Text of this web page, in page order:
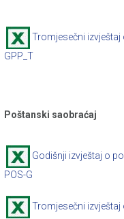
Tromjesečni
GPP_T
Poštanski saobraćaj
Godišnji izvještaj o
POS-G
Tromjesečni